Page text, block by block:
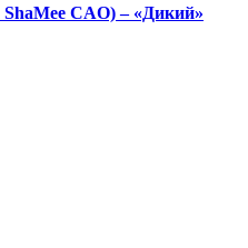
CAO) – «Дикий»